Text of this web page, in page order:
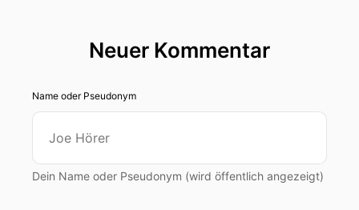
Neuer Kommentar
Name oder Pseudonym
Dein Name oder Pseudonym (wird öffentlich angezeigt)